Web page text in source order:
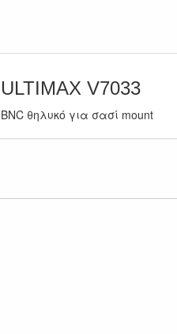
ULTIMAX V7033
BNC θηλυκό για σασί mount